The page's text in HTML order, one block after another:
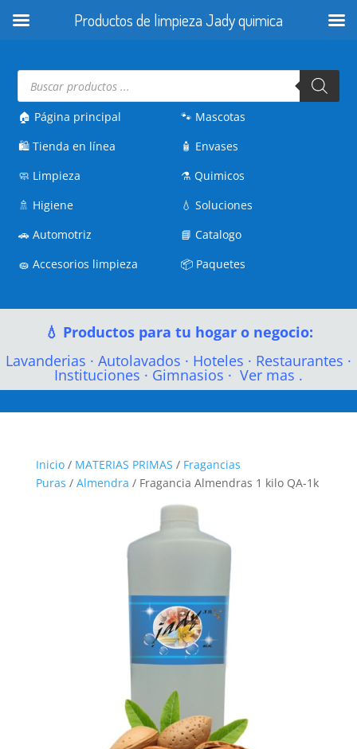
Búsqueda
productos
🏠 Página principal
🛍️Tienda en línea
🧼 Limpieza
🚿 Higiene
🚗Automotriz
🧽Accesorios limpieza
🐾 Mascotas
🧴 Envases
⚗️Quimicos
💧Soluciones
📘Catalogo
📦 Paquetes
💧 Productos para tu hogar o negocio:
Lavanderias · Autolavados · Hoteles · Restaurantes ·
Instituciones · Gimnasios · Ver mas .
Inicio/ MATERIAS PRIMAS / Fragancias
Puras / Almendra / Fragancia Almendras 1 kilo QA-1k
Productos de limpieza Jady quimica